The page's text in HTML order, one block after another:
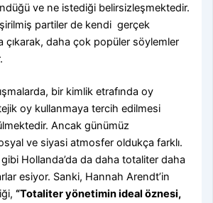
ve ne istediği belirsizleşmektedir.
partiler de kendi gerçek
çıkarak, daha çok popüler söylemler
bir kimlik etrafında oy
oy kullanmaya tercih edilmesi
Ancak günümüz
ve siyasi atmosfer oldukça farklı.
Hollanda’da da daha totaliter daha
esiyor. Sanki, Hannah Arendt’in
“Totaliter yönetimin ideal öznesi,